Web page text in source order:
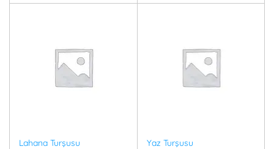
Lahana Turşusu Yaz Turşusu